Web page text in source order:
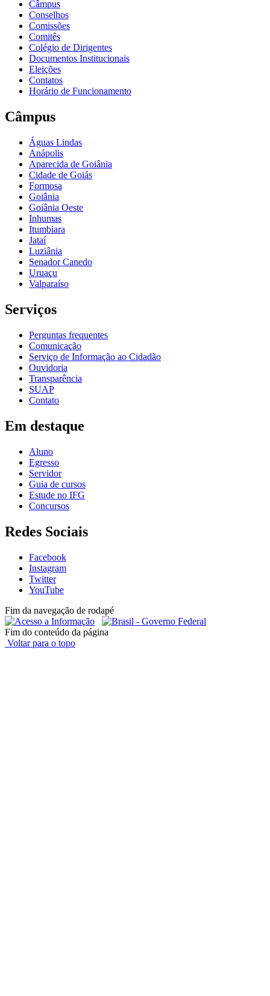
Câmpus
Conselhos
Comissões
Comitês
Colégio de Dirigentes
Documentos Institucionais
Eleições
Contatos
Horário de Funcionamento
Câmpus
Águas Lindas
Anápolis
Aparecida de Goiânia
Cidade de Goiás
Formosa
Goiânia
Goiânia Oeste
Inhumas
Itumbiara
Jataí
Luziânia
Senador Canedo
Uruaçu
Valparaíso
Serviços
Perguntas frequentes
Comunicação
Serviço de Informação ao Cidadão
Ouvidoria
Transparência
SUAP
Contato
Em destaque
Aluno
Egresso
Servidor
Guia de cursos
Estude no IFG
Concursos
Redes Sociais
Facebook
Instagram
Twitter
YouTube
Fim da navegação de rodapé
Fim do conteúdo da página
Voltar para o topo